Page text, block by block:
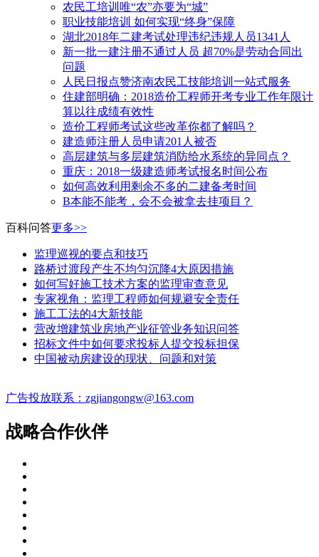
农民工培训唯“农”亦要为“城”
职业技能培训 如何实现“终身”保障
湖北2018年二建考试处理违纪违规人员1341人
新一批一建注册不通过人员 超70%是劳动合同出
问题
人民日报点赞济南农民工技能培训一站式服务
住建部明确：2018造价工程师开考专业工作年限计
算以往成绩有效性
造价工程师考试这些改革你都了解吗？
建造师注册人员申请201人被否
高层建筑与多层建筑消防给水系统的异同点？
​重庆：2018一级建造师考试报名时间公布
如何高效利用剩余不多的二建备考时间
B本能不能考，会不会被拿去挂项目？
百科问答更多>>
监理巡视的要点和技巧
路桥过渡段产生不均匀沉降4大原因措施
如何写好施工技术方案的监理审查意见
专家视角：监理工程师如何规避安全责任
施工工法的4大新技能
营改增建筑业房地产业征管业务知识问答
招标文件中如何要求投标人提交投标担保
中国被动房建设的现状、问题和对策
广告投放联系：zgjiangongw@163.com
战略合作伙伴